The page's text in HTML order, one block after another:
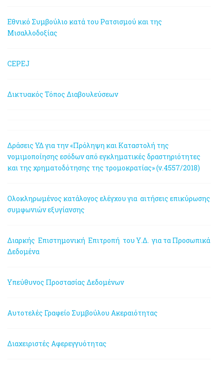
Εθνικό Συμβούλιο κατά του Ρατσισμού και της
Μισαλλοδοξίας
CEPEJ
Δικτυακός Τόπος Διαβουλεύσεων
Δράσεις ΥΔ για την «Πρόληψη και Καταστολή της
νομιμοποίησης εσόδων από εγκληματικές δραστηριότητες
και της χρηματοδότησης της τρομοκρατίας» (ν.4557/2018)
Ολοκληρωμένος κατάλογος ελέγχου για αιτήσεις επικύρωσης
συμφωνιών εξυγίανσης
Διαρκής Επιστημονική Επιτροπή του Υ.Δ. για τα Προσωπικά
Δεδομένα
Υπεύθυνος Προστασίας Δεδομένων
Αυτοτελές Γραφείο Συμβούλου Ακεραιότητας
Διαχειριστές Αφερεγγυότητας